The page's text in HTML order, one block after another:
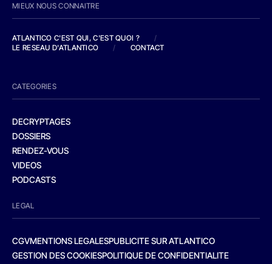
MIEUX NOUS CONNAITRE
ATLANTICO C'EST QUI, C'EST QUOI ?
/
LE RESEAU D'ATLANTICO
/ CONTACT
CATEGORIES
DECRYPTAGES
DOSSIERS
RENDEZ-VOUS
VIDEOS
PODCASTS
LEGAL
CGVMENTIONS LEGALESPUBLICITE SUR ATLANTICO
GESTION DES COOKIESPOLITIQUE DE CONFIDENTIALITE